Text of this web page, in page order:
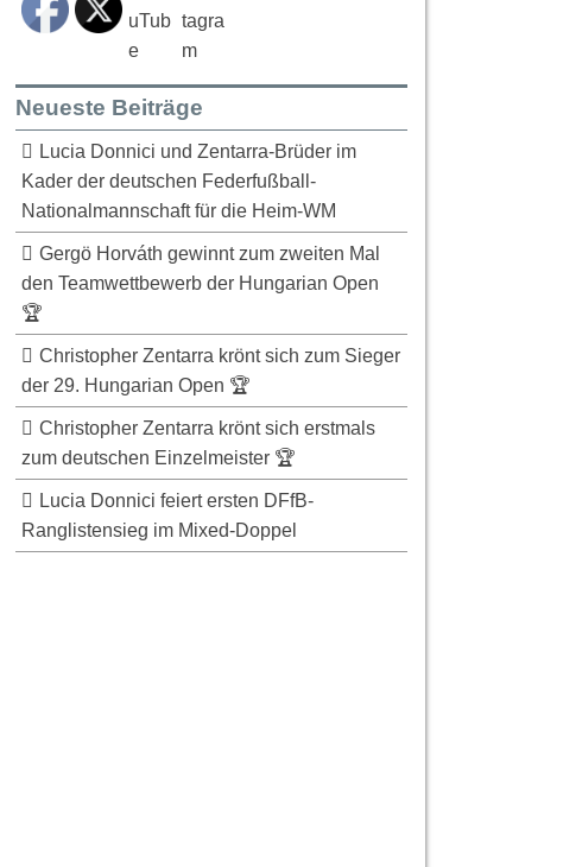
Neueste Beiträge
Lucia Donnici und Zentarra-Brüder im
Kader der deutschen Federfußball-
Nationalmannschaft für die Heim-WM
Gergö Horváth gewinnt zum zweiten Mal
den Teamwettbewerb der Hungarian Open
🏆
Christopher Zentarra krönt sich zum Sieger
der 29. Hungarian Open 🏆
Christopher Zentarra krönt sich erstmals
zum deutschen Einzelmeister 🏆
Lucia Donnici feiert ersten DFfB-
Ranglistensieg im Mixed-Doppel